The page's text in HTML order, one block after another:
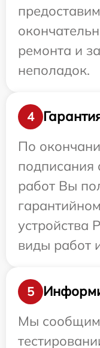
ремонта и
неполадок.
4
По
подписания
работ Вы
устройства
виды работ
5
Мы